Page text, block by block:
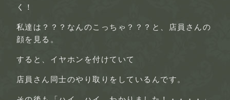
く！
私達は？？？なんのこっちゃ？？？と、店員さんの
顔を見る。
すると、 イヤホン を付けていて
店員さん同士のやり取りをしているんです。